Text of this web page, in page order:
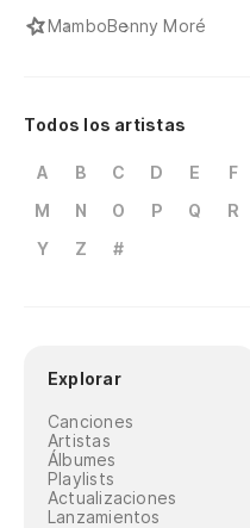
MamboBenny Moré
Todos los artistas
A B C D E F
M
N O P Q R
Y
Z #
Explorar
Canciones
Artistas
Álbumes
Playlists
Actualizaciones
Lanzamientos